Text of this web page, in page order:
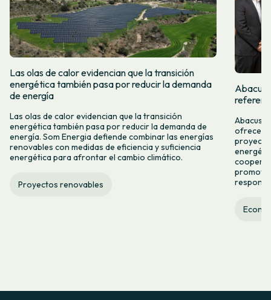
Las olas de calor evidencian que la transición
energética también pasa por reducir la demanda
de energía
Las olas de calor evidencian que la transición
energética también pasa por reducir la demanda de
energía. Som Energia defiende combinar las energías
renovables con medidas de eficiencia y suficiencia
energética para afrontar el cambio climático.
Proyectos renovables
Abacus
Abacus
ofrecer